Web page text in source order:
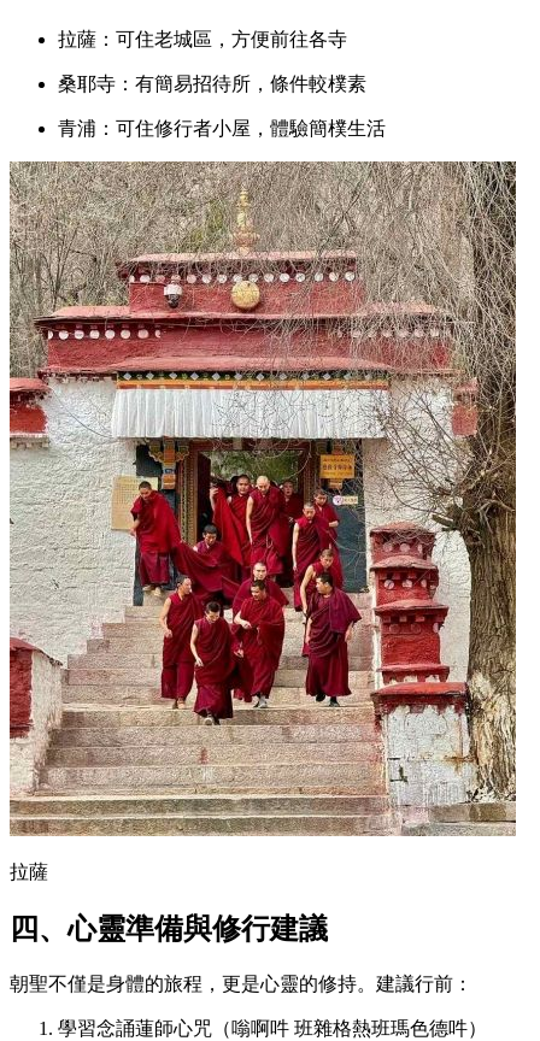
拉薩：可住老城區，方便前往各寺
桑耶寺：有簡易招待所，條件較樸素
青浦：可住修行者小屋，體驗簡樸生活
拉薩
四、心靈準備與修行建議
朝聖不僅是身體的旅程，更是心靈的修持。建議行前：
學習念誦蓮師心咒（嗡啊吽 班雜格熱班瑪色德吽）